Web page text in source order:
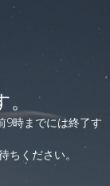
9時までには終了す
ちください。